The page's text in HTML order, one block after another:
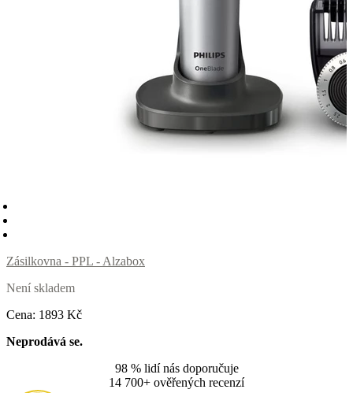
Zásilkovna - PPL - Alzabox
Není skladem
Cena: 1893 Kč
Neprodává se.
98 % lidí nás doporučuje
14 700+ ověřených recenzí